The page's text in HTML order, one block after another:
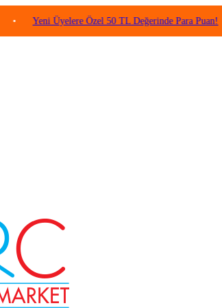
Yeni Üyelere Özel 50 TL Değerinde Para Puan! •